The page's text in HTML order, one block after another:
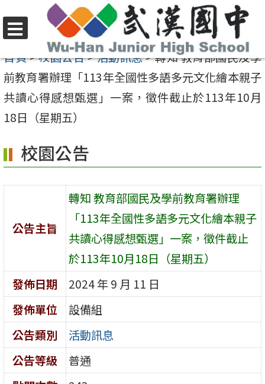
至
要
內
容
選
單
首頁>校園公告>活動訊息>轉知 教育部國民及學
前教育署辦理「113年全國性多語多元文化繪本親子
共讀心得感想甄選」一案，徵件截止於113年10月
18日（星期五）
校園公告
公告主旨
轉知 教育部國民及學前教育署辦理
「113年全國性多語多元文化繪本親子
共讀心得感想甄選」一案，徵件截止
於113年10月18日（星期五）
發佈日期
2024 年 9 月 11 日
發佈單位
設備組
公告類別
活動訊息
公告等級
普通